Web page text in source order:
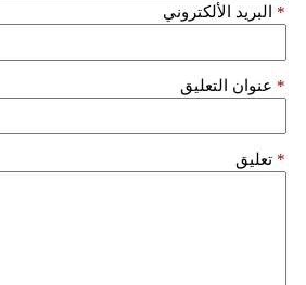
البريد الألكتروني *
عنوان التعليق *
تعليق *